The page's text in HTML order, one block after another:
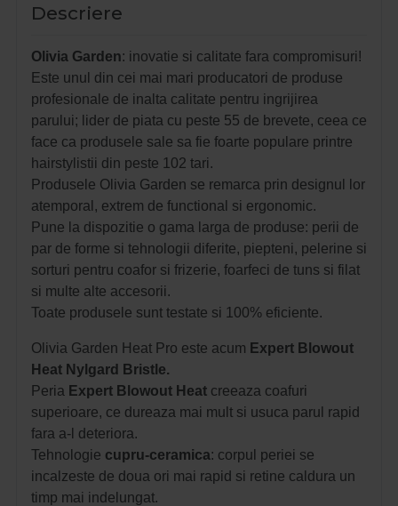
Descriere
Olivia Garden: inovatie si calitate fara compromisuri!
Este unul din cei mai mari producatori de produse
profesionale de inalta calitate pentru ingrijirea
parului; lider de piata cu peste 55 de brevete, ceea ce
face ca produsele sale sa fie foarte populare printre
hairstylistii din peste 102 tari.
Produsele Olivia Garden se remarca prin designul lor
atemporal, extrem de functional si ergonomic.
Pune la dispozitie o gama larga de produse: perii de
par de forme si tehnologii diferite, piepteni, pelerine si
sorturi pentru coafor si frizerie, foarfeci de tuns si filat
si multe alte accesorii.
Toate produsele sunt testate si 100% eficiente.
Olivia Garden Heat Pro este acum Expert Blowout
Heat Nylgard Bristle.
Peria Expert Blowout Heat creeaza coafuri
superioare, ce dureaza mai mult si usuca parul rapid
fara a-l deteriora.
Tehnologie cupru-ceramica: corpul periei se
incalzeste de doua ori mai rapid si retine caldura un
timp mai indelungat.